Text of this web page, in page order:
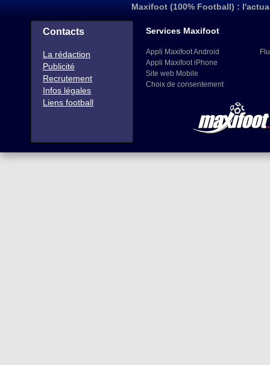
Maxifoot (100% Football) :
Contacts
La rédaction
Publicité
Recrutement
Infos légales
Liens football
Services Maxifoot
Appli Maxifoot Android
Appli Maxifoot iPhone
Site web Mobile
Choix de consentement